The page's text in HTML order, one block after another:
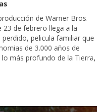
de Warner Bros.
23 de febrero llega a la
pelicula familiar que
de 3.000 años de
más profundo de la Tierra,